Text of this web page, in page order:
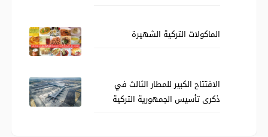
الماكولات التركية الشهيرة
الافتتاح الكبير للمطار الثالث في
ذكرى تأسيس الجمهورية التركية